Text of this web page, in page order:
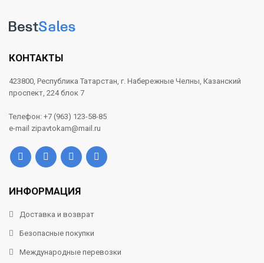
КОНТАКТЫ
423800, Республика Татарстан, г. Набережные Челны, Казанский
проспект, 224 блок 7
Телефон: +7 (963) 123-58-85
e-mail zipavtokam@mail.ru
ИНФОРМАЦИЯ
Доставка и возврат
Безопасные покупки
Международные перевозки